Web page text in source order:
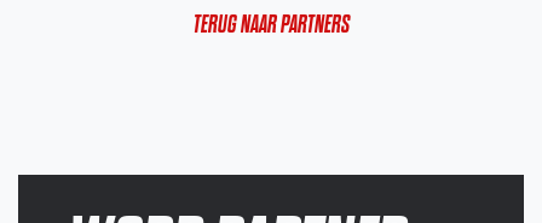
TERUG NAAR PARTNERS